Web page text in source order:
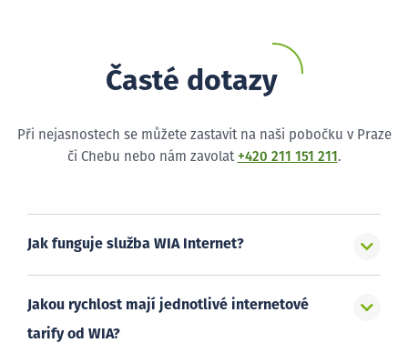
Časté dotazy
Při nejasnostech se můžete zastavit na naši pobočku v Praze
či Chebu nebo nám zavolat +420 211 151 211 .
Jak funguje služba WIA Internet?
Jakou rychlost mají jednotlivé internetové
tarify od WIA?